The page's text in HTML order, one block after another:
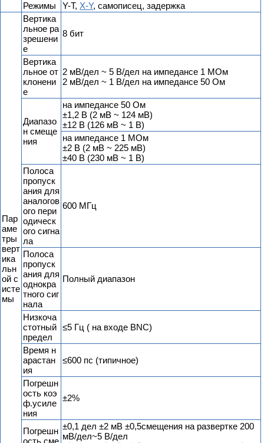
Режимы
Y-T, X-Y, самописец, задержка
Пар
аме
тры
верт
ика
льн
ой с
исте
мы
Вертика
льное ра
зрешени
е
8 бит
Вертика
льное от
клонени
е
2 мВ/дел ~ 5 В/дел на импедансе 1 МОм
2 мВ/дел ~ 1 В/дел на импедансе 50 Ом
Диапазо
н смеще
ния
на импедансе 50 Ом
±1,2 В (2 мВ ~ 124 мВ)
±12 В (126 мВ ~ 1 В)
на импедансе 1 МОм
±2 В (2 мВ ~ 225 мВ)
±40 В (230 мВ ~ 1 В)
Полоса
пропуск
ания для
аналогов
ого пери
одическ
ого сигна
ла
600 МГц
Полоса
пропуск
ания для
однокра
тного сиг
нала
Полный диапазон
Низкоча
стотный
предел
≤5 Гц ( на входе BNC)
Время н
арастан
ия
≤600 пс (типичное)
Погрешн
ость коэ
ф.усиле
ния
±2%
Погрешн ±0,1 дел ±2 мВ ±0,5смещения на развертке 200
мВ/дел~5 В/дел